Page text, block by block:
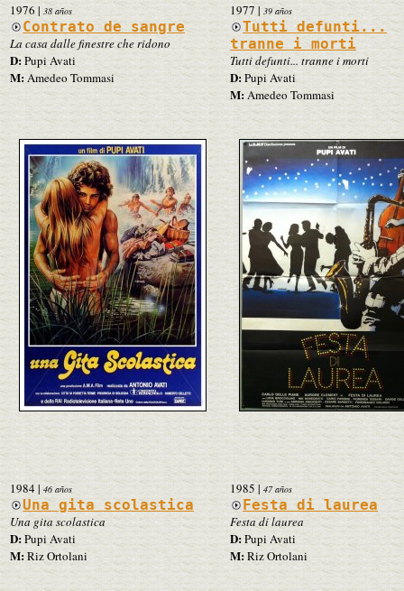
1976 | 38 años
Contrato de sangre
La casa dalle finestre che ridono
D:Pupi Avati
M:Amedeo Tommasi
1977 | 39 años
Tutti defunti...
tranne i morti
Tutti defunti... tranne i morti
D:Pupi Avati
M:Amedeo Tommasi
1984| 46 años
Una gita scolastica
Una gita scolastica
D:Pupi Avati
M: Riz Ortolani
1985| 47 años
Festa di laurea
Festa di laurea
D:Pupi Avati
M:Riz Ortolani